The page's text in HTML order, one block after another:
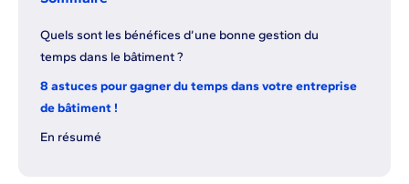
Quels sont les bénéfices d’une bonne gestion du
temps dans le bâtiment ?
8 astuces pour gagner du temps dans votre entreprise
de bâtiment !
En résumé